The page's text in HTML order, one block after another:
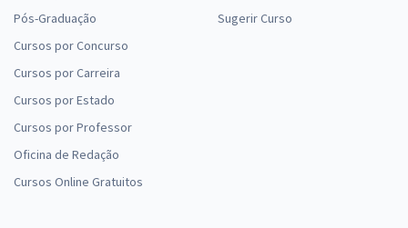
Pós-Graduação
Cursos por Concurso
Cursos por Carreira
Cursos por Estado
Cursos por Professor
Oficina de Redação
Cursos Online Gratuitos
Sugerir Curso